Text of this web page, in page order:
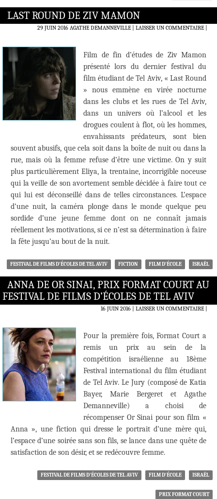
LAST ROUND DE ZIV MAMON
29 JUIN 2016 AGATHE DEMANNEVILLE LAISSER UN COMMENTAIRE|
Film de fin d’études de Ziv Mamon
présenté lors du dernier festival du
film étudiant de Tel Aviv, « Last Round
» nous emmène en virée nocturne
dans les clubs et les rues de Tel Aviv,
dans un univers où l’alcool et les
drogues coulent à flot, où les hommes,
envahissants prédateurs, sont bien
souvent abusifs, que cela soit dans la boîte de nuit ou dans la
rue, mais où la femme refuse d’être une victime. On y suit
plus particulièrement Eliya, la trentaine, incorrigible noceuse
qui la veille de son avortement semble décidée à faire tout ce
qui lui est déconseillé dans de telles circonstances. L’espace
d’une nuit, la caméra plonge dans le monde quelque peu
sordide d’une jeune femme dont on ne connaît jamais
réellement les motivations, si ce n’est sa détermination à faire
la fête jusqu’au bout de la nuit.
FESTIVAL DE FILMS D'ÉCOLES DE TEL AVIV FICTION FILM D'ÉCOLE ISRAËL
ANNA DE OR SINAI, PRIX FORMAT COURT AU
FESTIVAL DE FILMS D’ÉCOLES DE TEL AVIV
16 JUIN 2016 LAISSER UN COMMENTAIRE|
Pour la première fois, Format Court a
remis un prix au sein de la
compétition israélienne au 18ème
Festival international du film étudiant
de Tel Aviv. Le Jury (composé de Katia
Bayer, Marie Bergeret et Agathe
Demanneville) a choisi de
récompenser Or Sinai pour son film «
Anna », une fiction qui dresse le portrait d’une mère qui,
l’espace d’une soirée sans son fils, se lance dans une quête de
satisfaction de son désir, et se redécouvre femme.
FESTIVAL DE FILMS D'ÉCOLES DE TEL AVIV FILM D'ÉCOLE ISRAËL
PRIX FORMAT COURT